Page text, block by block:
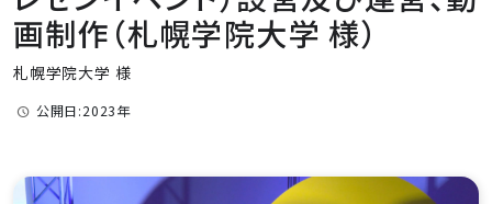
画制作（札幌学院大学 様）
札幌学院大学 様
公開日:2023年